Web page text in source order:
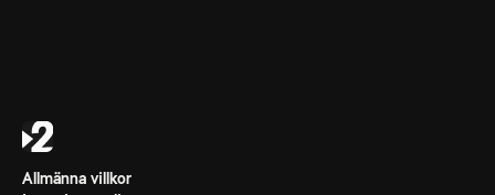
Allmänna villkor